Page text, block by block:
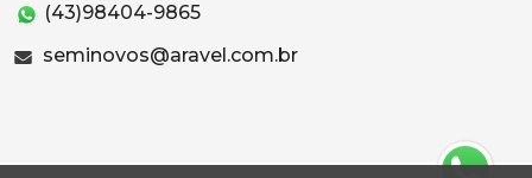
(43)98404-9865
seminovos@aravel.com.br